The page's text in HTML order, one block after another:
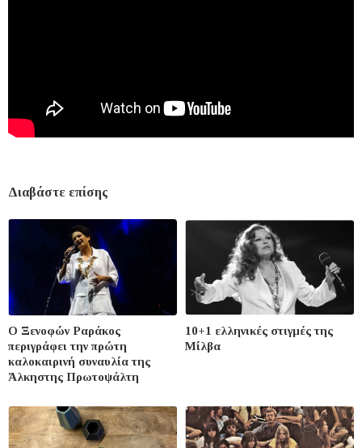
Διαβάστε επίσης
Ο Ξενοφών Ραράκος
περιγράφει την πρώτη
καλοκαιρινή συναυλία της
Άλκηστης Πρωτοψάλτη
10+1 ελληνικές στιγμές της
Μίλβα